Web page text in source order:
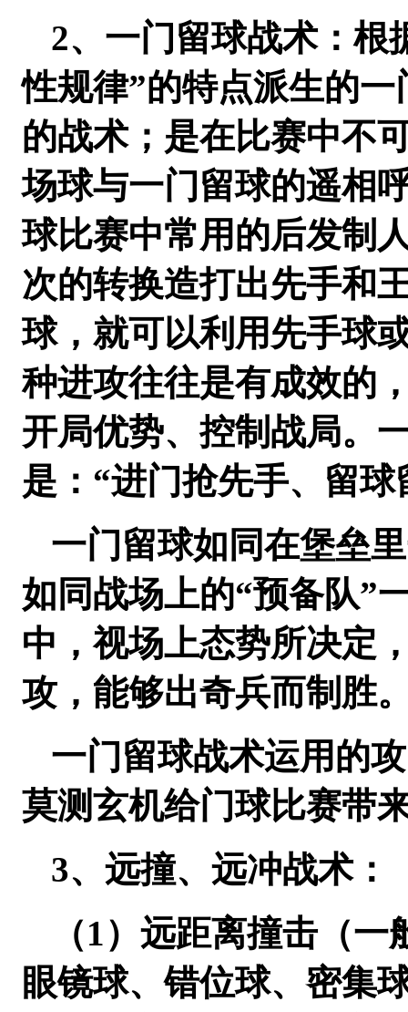
2、一门留球战术：根
性规律”的特点派生的
的战术；是在比赛中不
场球与一门留球的遥相
球比赛中常用的后发制
次的转换造打出先手和
球，就可以利用先手球
种进攻往往是有成效的
开局优势、控制战局。
是：“进门抢先手、留球
一门留球如同在堡垒
如同战场上的“预备队”
中，视场上态势所决定
攻，能够出奇兵而制胜
一门留球战术运用的
莫测玄机给门球比赛带
3、远撞、远冲战术：
（1）远距离撞击（
眼镜球、错位球、密集